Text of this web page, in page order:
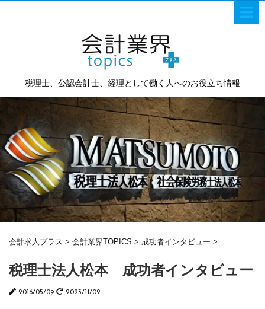
税理士、公認会計士、経理として働く人へのお役立ち情報
会計求人プラス > 会計業界TOPICS > 成功者インタビュー >
税理士法人松本 成功者インタビュー
2016/05/09 2023/11/02